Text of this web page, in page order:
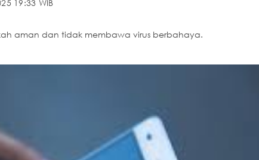
19:33 WIB
aman dan tidak membawa virus berbahaya.